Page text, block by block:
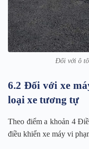
Đối với ô
6.2 Đối với xe
loại xe tương tự
Theo điểm a khoản 4
điều khiển xe máy vi